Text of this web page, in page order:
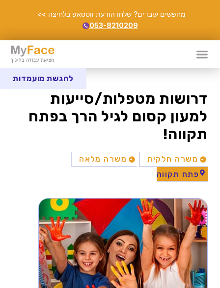
מחפשים עובדים? שלחו הודעת ווטסאפ בלחיצה >>
053-8210209
דרושות מטפלות/סייעות
למעון קסום לגיל הרך בפתח
תקווה!
משרה חלקית
משרה מלאה
פתח תקווה
להגשת מועמדות